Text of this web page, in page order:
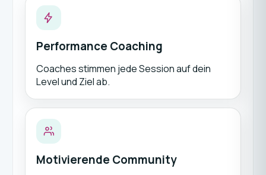
Performance Coaching
Coaches stimmen jede Session auf dein
Level und Ziel ab.
Motivierende Community